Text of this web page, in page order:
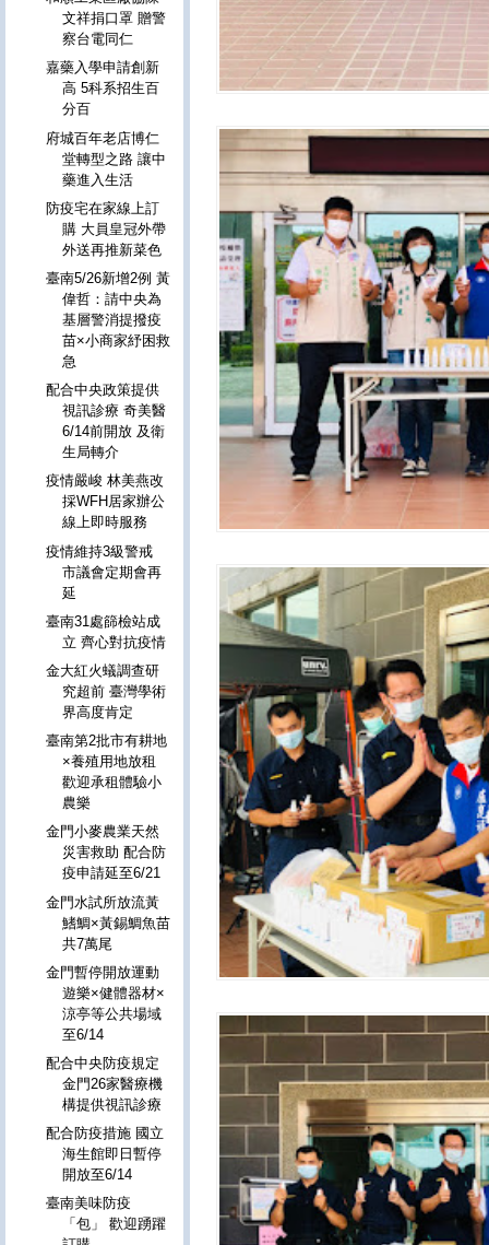
文祥捐口罩 贈警
察台電同仁
嘉藥入學申請創新
高 5科系招生百
分百
府城百年老店博仁
堂轉型之路 讓中
藥進入生活
防疫宅在家線上訂
購 大員皇冠外帶
外送再推新菜色
臺南5/26新增2例 黃
偉哲：請中央為
基層警消提撥疫
苗×小商家紓困救
急
配合中央政策提供
視訊診療 奇美醫
6/14前開放 及衛
生局轉介
疫情嚴峻 林美燕改
採WFH居家辦公
線上即時服務
疫情維持3級警戒
市議會定期會再
延
臺南31處篩檢站成
立 齊心對抗疫情
金大紅火蟻調查研
究超前 臺灣學術
界高度肯定
臺南第2批市有耕地
×養殖用地放租
歡迎承租體驗小
農樂
金門小麥農業天然
災害救助 配合防
疫申請延至6/21
金門水試所放流黃
鰭鯛×黃錫鯛魚苗
共7萬尾
金門暫停開放運動
遊樂×健體器材×
涼亭等公共場域
至6/14
配合中央防疫規定
金門26家醫療機
構提供視訊診療
配合防疫措施 國立
海生館即日暫停
開放至6/14
臺南美味防疫
「包」 歡迎踴躍